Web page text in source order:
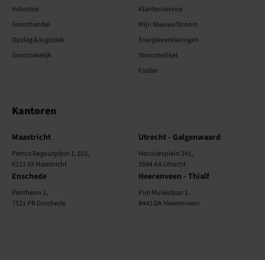
Industrie
Groothandel
Opslag & logistiek
Grootzakelijk
Klantenservice
Mijn NieuweStroom
Energieverklaringen
Stroometiket
Folder
Kantoren
Maastricht
Petrus Regoutplein 1, E01,
6211 XX Maastricht
Utrecht - Galgenwaard
Herculesplein 241,
3584 AA Utrecht
Enschede
Pantheon 2,
7521 PR Enschede
Heerenveen - Thialf
Pim Mulierlaan 1,
8443 DA Heerenveen